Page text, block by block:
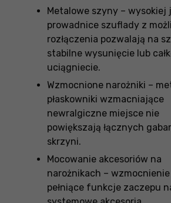
Metalowe szyny – wysokiej
prowadnice szuflady z
rozłączenia pozwalają na
stabilne wysunięcie lub
uciągniecie.
Wzmocnione narożniki –
płaskowniki wzmacniające
newralgiczne miejsce nie
powiększają łącznych
skrzyni.
Mocowanie akcesoriów na
narożnikach – wzmocnienie
pełniące funkcje zaczepu